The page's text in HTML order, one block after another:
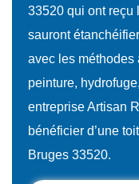
33520 qui ont reçu
sauront
avec les méthodes
peinture,
entreprise Artisan
bénéficier d’une
Bruges 33520.